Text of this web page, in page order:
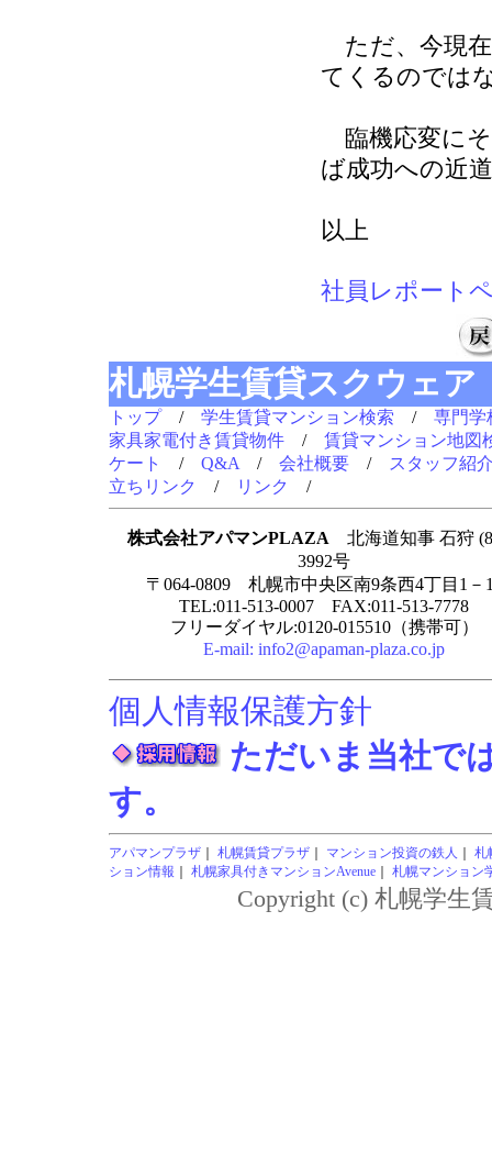
ただ、今現
てくるのでは
臨機応変に
ば成功への近
以上
社員レポート
札幌学生賃貸スクウェ
トップ/ 学生賃貸マンション検索 / 専門学
家具家電付き賃貸物件 / 賃貸マンション地図
ケート
/ Q&A / 会社概要 /
スタッフ紹
立ちリンク
/ リンク /
株式会社アパマンPLAZA 北海道知事 石狩
3992号
〒064-0809 札幌市中央区南9条西4丁目1－
TEL:011-513-0007 FAX:011-513-7778
フリーダイヤル:0120-015510（携帯可）
E-mail: info2@apaman-plaza.co.jp
個人情報保護方針
ただいま当社で
す。
アパマンプラザ 札幌賃貸プラザ マンション投資の鉄人
札
ション情報
札幌家具付きマンションAvenue 札幌マンション
Copyright (c) 札幌学生